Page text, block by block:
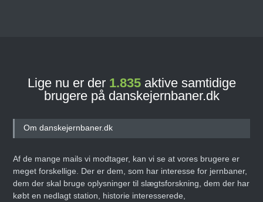
Lige nu er der 1.835aktive samtidige
brugere på danskejernbaner.dk
Om danskejernbaner.dk
Af de mange mails vi modtager, kan vi se at vores brugere er
meget forskellige. Der er dem, som har interesse for jernbaner,
dem der skal bruge oplysninger til slægtsforskning, dem der har
købt en nedlagt station, historie interesserede,